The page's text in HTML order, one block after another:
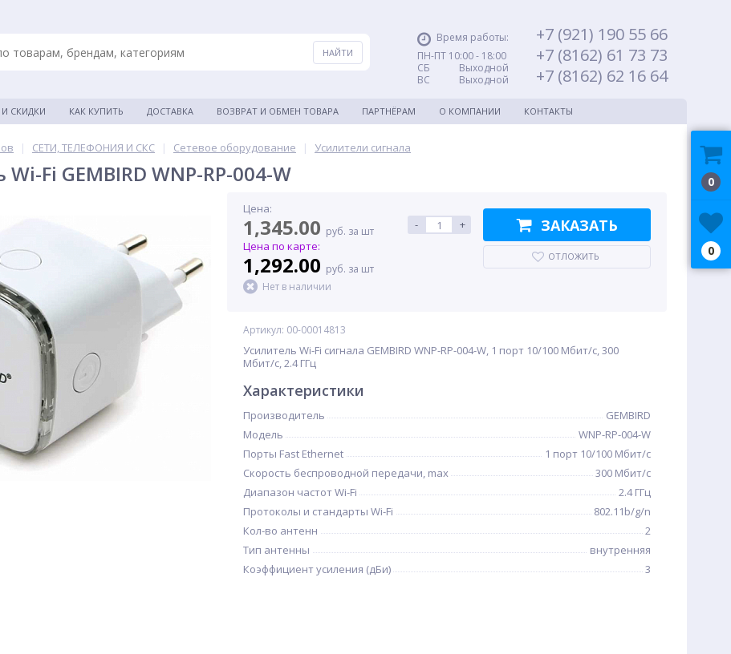
Время работы:
ПН-ПТ 10:00 - 18:00
СБ Выходной
ВС Выходной
+7 (921) 190 55 66
+7 (8162) 61 73 73
+7 (8162) 62 16 64
СКИДКИ КАК КУПИТЬ ДОСТАВКА ВОЗВРАТ И ОБМЕН ТОВАРА ПАРТНЁРАМ О КОМПАНИИ КОНТАКТЫ
| СЕТИ, ТЕЛЕФОНИЯ И СКС | Сетевое оборудование | Усилители сигнала
Fi GEMBIRD WNP-RP-004-W
Цена:
1,345.00 руб. за шт
Цена по карте:
1,292.00 руб. за шт
Нет в наличии
- + ЗАКАЗАТЬ
ОТЛОЖИТЬ
Артикул: 00-00014813
Усилитель Wi-Fi сигнала GEMBIRD WNP-RP-004-W, 1 порт 10/100 Мбит/с, 300
Мбит/с, 2.4 ГГц
Характеристики
Производитель
GEMBIRD
Модель
WNP-RP-004-W
Порты Fast Ethernet
1 порт 10/100 Мбит/с
Скорость беспроводной передачи, max
300 Мбит/с
Диапазон частот Wi-Fi
2.4 ГГц
Протоколы и стандарты Wi-Fi
802.11b/g/n
Кол-во антенн
2
Тип антенны
внутренняя
Коэффициент усиления (дБи)
3
0
0